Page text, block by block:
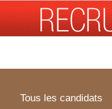
Tous les candidats